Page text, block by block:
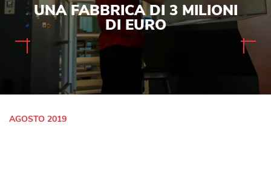
UNA FABBRICA DI 3 MILIONI
DI EURO
AGOSTO 2019